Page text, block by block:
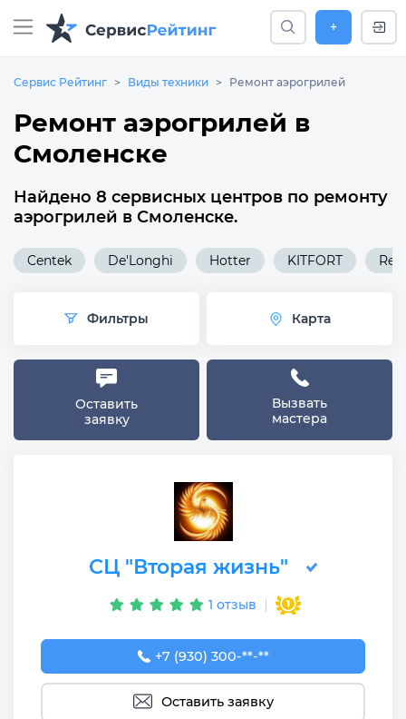
+
Сервис Рейтинг Виды техники Ремонт аэрогрилей
Ремонт аэрогрилей в
Смоленске
Найдено 8 сервисных центров по ремонту
аэрогрилей в Смоленске.
Centek De'Longhi Hotter KITFORT
Фильтры Карта
Оставить
заявку
Вызвать
мастера
СЦ "Вторая жизнь"
1 отзыв
+7 (930) 300-50-67
+7 (930) 300-**-**
Оставить заявку